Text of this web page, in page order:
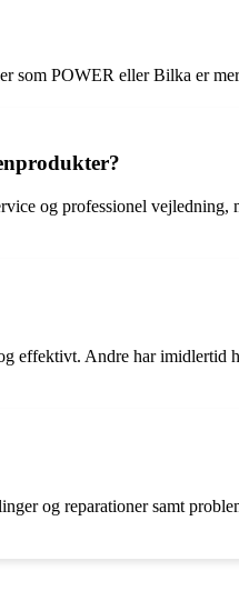
som POWER eller Bilka er
og professionel vejledning,
effektivt. Andre har imidlertid
og reparationer samt